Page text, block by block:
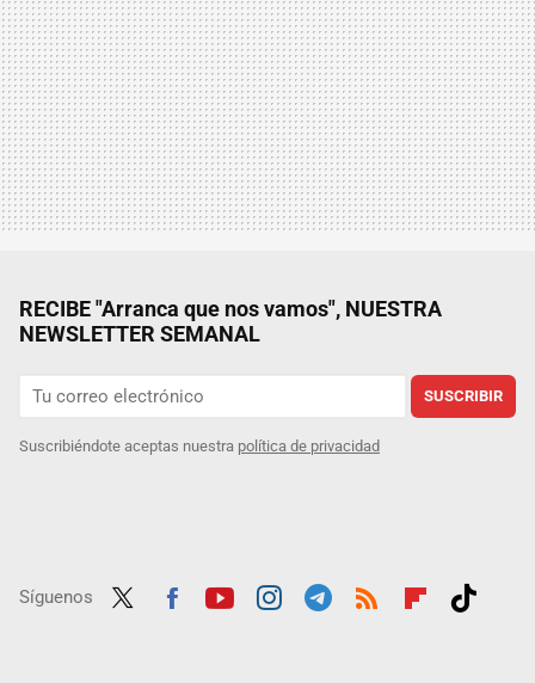
RECIBE "Arranca que nos vamos", NUESTRA
NEWSLETTER SEMANAL
SUSCRIBIR
Suscribiéndote aceptas nuestra política de privacidad
Síguenos